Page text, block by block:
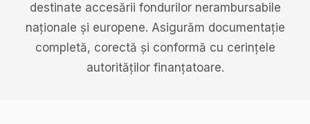
destinate accesării fondurilor nerambursabile
naționale și europene. Asigurăm documentație
completă, corectă și conformă cu cerințele
autorităților finanțatoare.